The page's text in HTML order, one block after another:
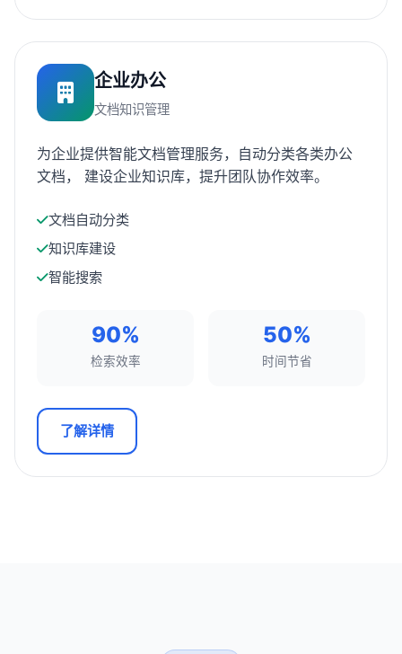
企业办公
文档知识管理
为企业提供智能文档管理服务，自动分类各类办公
文档， 建设企业知识库，提升团队协作效率。
文档自动分类
知识库建设
智能搜索
90%
检索效率
50%
时间节省
了解详情